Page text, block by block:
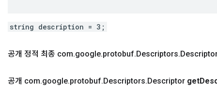
string description = 3;
공개 정적 최종 com.google.protobuf.Descriptors.
공개 com.google.protobuf.Descriptors.Descriptor get